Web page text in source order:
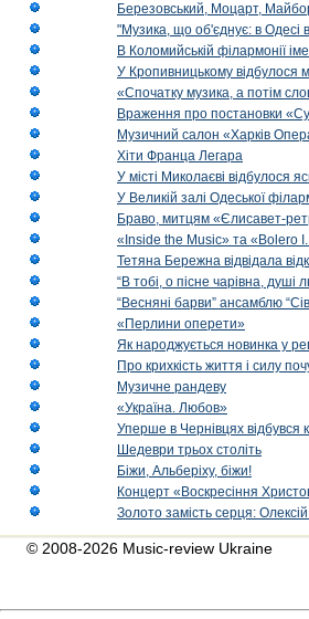
Березовський, Моцарт,
"Музика, що об'єднує: в Одесі
В Коломийській філармонії
У Кропивницькому відбулося
«Спочатку музика, а потім
Враження про постановки
Музичний салон «Харків
Хіти Франца Легара
У місті Миколаєві відбулося
У Великій залі Одеської
Браво, митцям «Єлисавет-
«Inside the Music» та «Bolero
Тетяна Бережна відвідала
“В тобі, о пісне чарівна, душі
“Весняні барви” ансамблю
«Перлини оперети»
Як народжується новинка у
Про крихкість життя і силу
Музичне рандеву
«Україна. Любов»
Уперше в Чернівцях відбувся
Шедеври трьох століть
Біжи, Альберіху, біжи!
Концерт «Воскресіння
Золото замість серця:
© 2008-2026 Music-review Ukraine